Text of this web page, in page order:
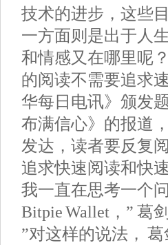
技术的进步，这些
一方面则是出于人
和情感又在哪里呢
的阅读不需要追求
华每日电讯》颁发
布满信心》的报道
发达，读者要反复
追求快速阅读和快
我一直在思考一个
Bitpie Wallet，” 葛
”对这样的说法，